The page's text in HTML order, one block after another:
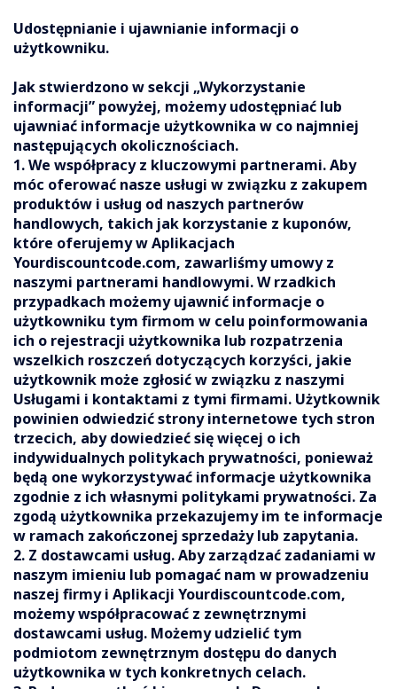
Udostępnianie i ujawnianie informacji o
użytkowniku.
Jak stwierdzono w sekcji „Wykorzystanie
informacji” powyżej, możemy udostępniać lub
ujawniać informacje użytkownika w co najmniej
następujących okolicznościach.
1. We współpracy z kluczowymi partnerami. Aby
móc oferować nasze usługi w związku z zakupem
produktów i usług od naszych partnerów
handlowych, takich jak korzystanie z kuponów,
które oferujemy w Aplikacjach
Yourdiscountcode.com, zawarliśmy umowy z
naszymi partnerami handlowymi. W rzadkich
przypadkach możemy ujawnić informacje o
użytkowniku tym firmom w celu poinformowania
ich o rejestracji użytkownika lub rozpatrzenia
wszelkich roszczeń dotyczących korzyści, jakie
użytkownik może zgłosić w związku z naszymi
Usługami i kontaktami z tymi firmami. Użytkownik
powinien odwiedzić strony internetowe tych stron
trzecich, aby dowiedzieć się więcej o ich
indywidualnych politykach prywatności, ponieważ
będą one wykorzystywać informacje użytkownika
zgodnie z ich własnymi politykami prywatności. Za
zgodą użytkownika przekazujemy im te informacje
w ramach zakończonej sprzedaży lub zapytania.
2. Z dostawcami usług. Aby zarządzać zadaniami w
naszym imieniu lub pomagać nam w prowadzeniu
naszej firmy i Aplikacji Yourdiscountcode.com,
możemy współpracować z zewnętrznymi
dostawcami usług. Możemy udzielić tym
podmiotom zewnętrznym dostępu do danych
użytkownika w tych konkretnych celach.